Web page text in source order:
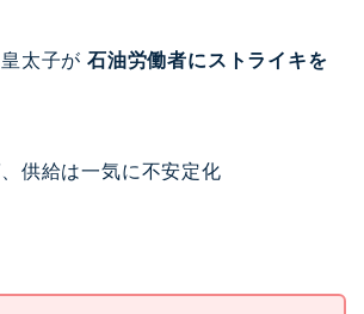
太子が 石油労働者にストライキを
供給は一気に不安定化